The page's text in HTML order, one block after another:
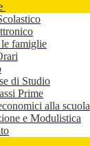
famiglie
di Studio
Prime
alla scuola
e Modulistica